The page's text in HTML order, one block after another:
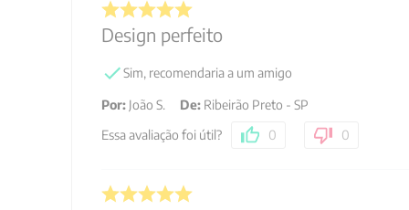
Design perfeito
Sim, recomendaria a um amigo
Por: João S. De: Ribeirão Preto - SP
Essa avaliação foi útil?
0 0